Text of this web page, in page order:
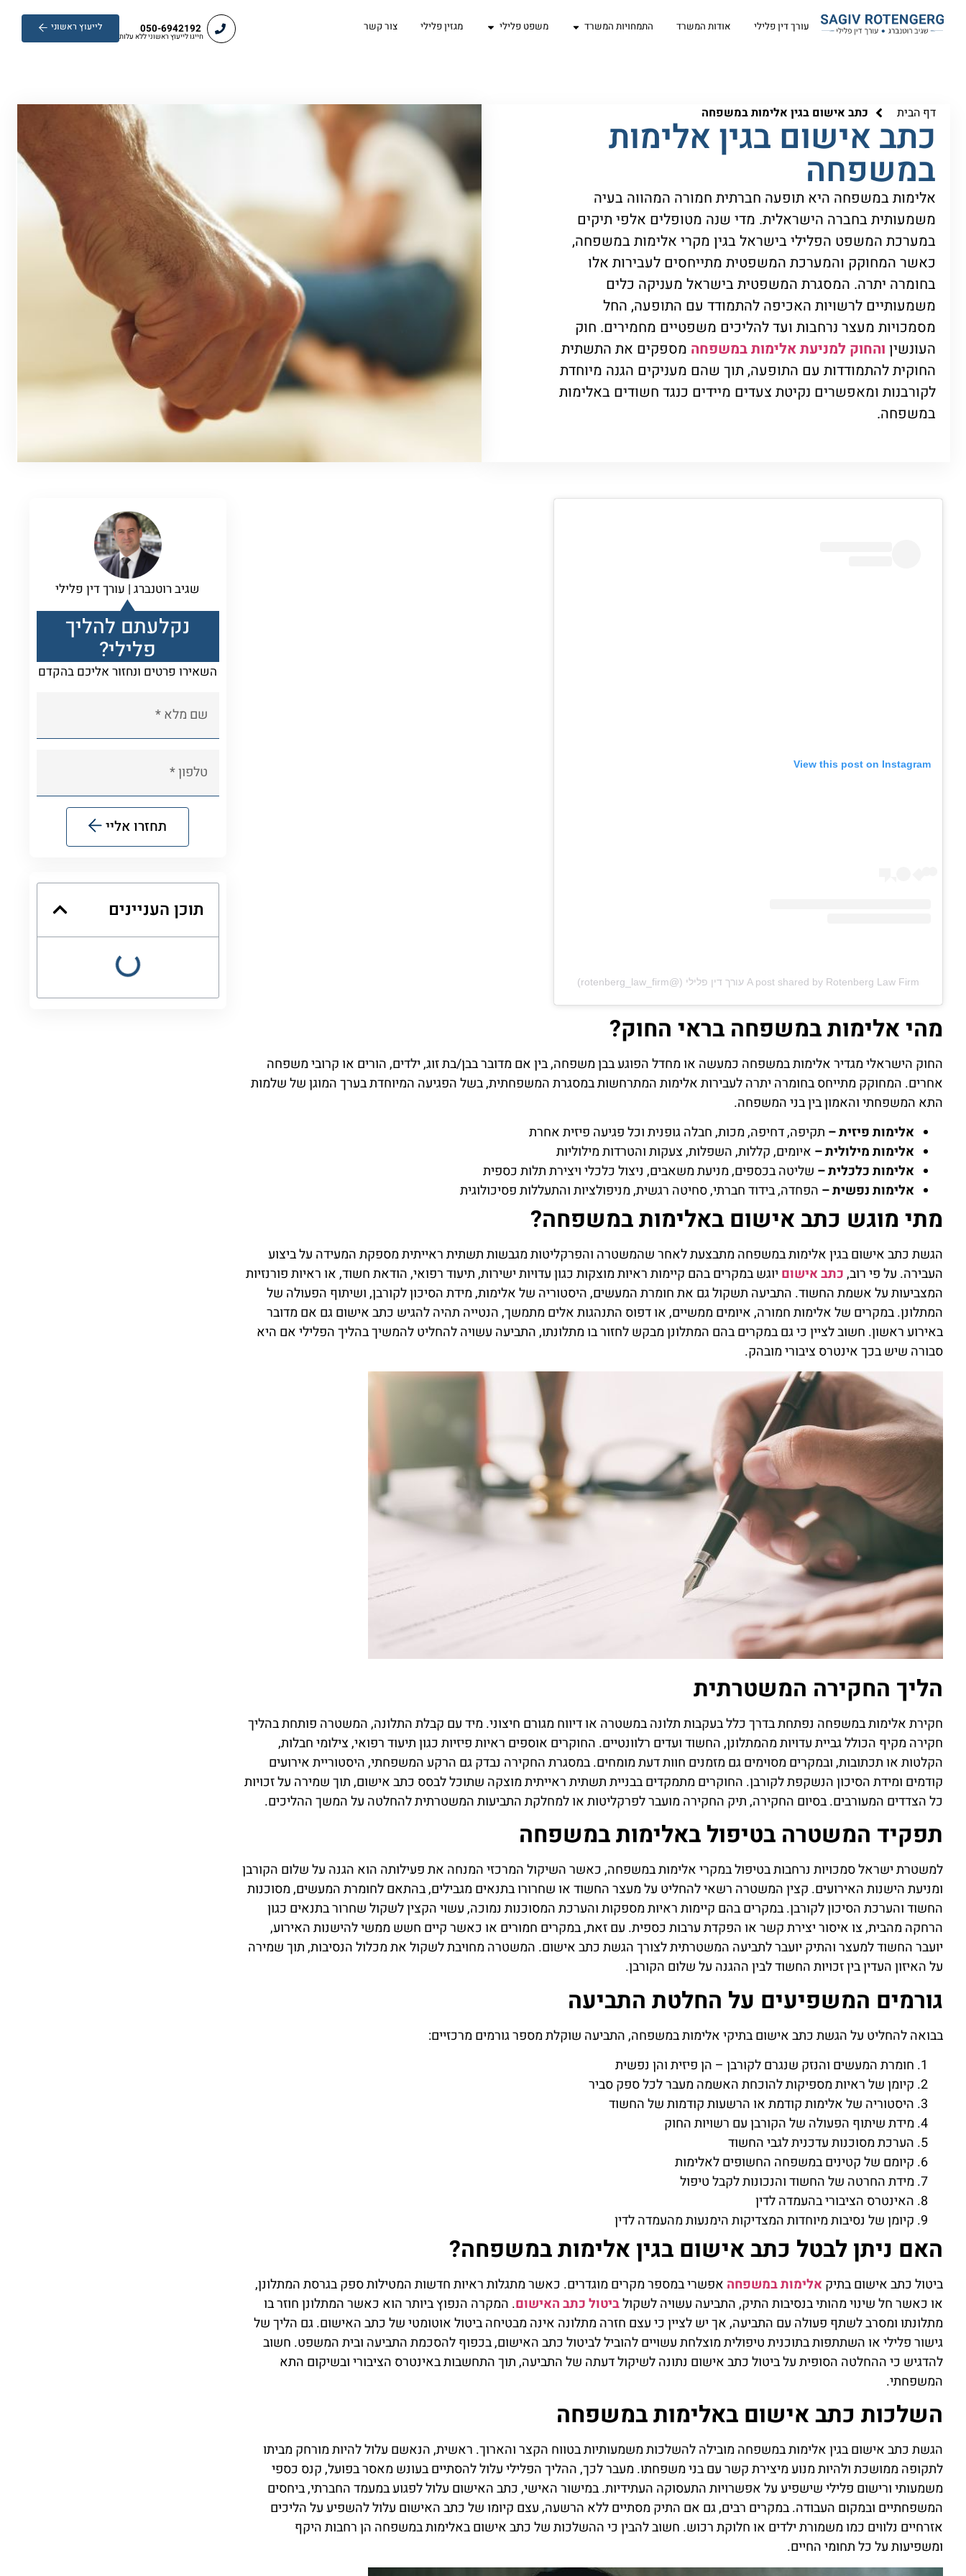
עורך דין פלילי אודות המשרד התמחויות המשרד משפט פלילי מגזין פלילי צור קשר 050-6942192
חייגו לייעוץ ראשוני ללא עלות
לייעוץ ראשוני
דף הבית כתב אישום בגין אלימות במשפחה
כתב אישום בגין אלימות
במשפחה
אלימות במשפחה היא תופעה חברתית חמורה המהווה בעיה
משמעותית בחברה הישראלית. מדי שנה מטופלים אלפי תיקים
במערכת המשפט הפלילי בישראל בגין מקרי אלימות במשפחה,
כאשר המחוקק והמערכת המשפטית מתייחסים לעבירות אלו
בחומרה יתרה. המסגרת המשפטית בישראל מעניקה כלים
משמעותיים לרשויות האכיפה להתמודד עם התופעה, החל
מסמכויות מעצר נרחבות ועד להליכים משפטיים מחמירים. חוק
העונשין והחוק למניעת אלימות במשפחה מספקים את התשתית
החוקית להתמודדות עם התופעה, תוך שהם מעניקים הגנה מיוחדת
לקורבנות ומאפשרים נקיטת צעדים מיידים כנגד חשודים באלימות
במשפחה.
View this post on Instagram
A post shared by Rotenberg Law Firm עורך דין פלילי (@rotenberg_law_firm)
מהי אלימות במשפחה בראי החוק?
החוק הישראלי מגדיר אלימות במשפחה כמעשה או מחדל הפוגע בבן משפחה, בין אם מדובר בבן/בת זוג, ילדים, הורים או קרובי משפחה
אחרים. המחוקק מתייחס בחומרה יתרה לעבירות אלימות המתרחשות במסגרת המשפחתית, בשל הפגיעה המיוחדת בערך המוגן של שלמות
התא המשפחתי והאמון בין בני המשפחה.
אלימות פיזית – תקיפה, דחיפה, מכות, חבלה גופנית וכל פגיעה פיזית אחרת
אלימות מילולית – איומים, קללות, השפלות, צעקות והטרדות מילוליות
אלימות כלכלית – שליטה בכספים, מניעת משאבים, ניצול כלכלי ויצירת תלות כספית
אלימות נפשית – הפחדה, בידוד חברתי, סחיטה רגשית, מניפולציות והתעללות פסיכולוגית
מתי מוגש כתב אישום באלימות במשפחה?
הגשת כתב אישום בגין אלימות במשפחה מתבצעת לאחר שהמשטרה והפרקליטות מגבשות תשתית ראייתית מספקת המעידה על ביצוע
העבירה. על פי רוב,כתב אישום יוגש במקרים בהם קיימות ראיות מוצקות כגון עדויות ישירות, תיעוד רפואי, הודאת חשוד, או ראיות פורנזיות
המצביעות על אשמת החשוד. התביעה תשקול גם את חומרת המעשים, היסטוריה של אלימות, מידת הסיכון לקורבן, ושיתוף הפעולה של
המתלונן. במקרים של אלימות חמורה, איומים ממשיים, או דפוס התנהגות אלים מתמשך, הנטייה תהיה להגיש כתב אישום גם אם מדובר
באירוע ראשון. חשוב לציין כי גם במקרים בהם המתלונן מבקש לחזור בו מתלונתו, התביעה עשויה להחליט להמשיך בהליך הפלילי אם היא
סבורה שיש בכך אינטרס ציבורי מובהק.
הליך החקירה המשטרתית
חקירת אלימות במשפחה נפתחת בדרך כלל בעקבות תלונה במשטרה או דיווח מגורם חיצוני. מיד עם קבלת התלונה, המשטרה פותחת בהליך
חקירה מקיף הכולל גביית עדויות מהמתלונן, החשוד ועדים רלוונטיים. החוקרים אוספים ראיות פיזיות כגון תיעוד רפואי, צילומי חבלות,
הקלטות או תכתובות, ובמקרים מסוימים גם מזמנים חוות דעת מומחים. במסגרת החקירה נבדק גם הרקע המשפחתי, היסטוריית אירועים
קודמים ומידת הסיכון הנשקפת לקורבן. החוקרים מתמקדים בבניית תשתית ראייתית מוצקה שתוכל לבסס כתב אישום, תוך שמירה על זכויות
כל הצדדים המעורבים. בסיום החקירה, תיק החקירה מועבר לפרקליטות או למחלקת התביעות המשטרתית להחלטה על המשך ההליכים.
תפקיד המשטרה בטיפול באלימות במשפחה
למשטרת ישראל סמכויות נרחבות בטיפול במקרי אלימות במשפחה, כאשר השיקול המרכזי המנחה את פעילותה הוא הגנה על שלום הקורבן
ומניעת הישנות האירועים. קצין המשטרה רשאי להחליט על מעצר החשוד או שחרורו בתנאים מגבילים, בהתאם לחומרת המעשים, מסוכנות
החשוד והערכת הסיכון לקורבן. במקרים בהם קיימות ראיות מספקות והערכת המסוכנות נמוכה, עשוי הקצין לשקול שחרור בתנאים כגון
הרחקה מהבית, צו איסור יצירת קשר או הפקדת ערבות כספית. עם זאת, במקרים חמורים או כאשר קיים חשש ממשי להישנות האירוע,
יועבר החשוד למעצר והתיק יועבר לתביעה המשטרתית לצורך הגשת כתב אישום. המשטרה מחויבת לשקול את מכלול הנסיבות, תוך שמירה
על האיזון העדין בין זכויות החשוד לבין ההגנה על שלום הקורבן.
גורמים המשפיעים על החלטת התביעה
בבואה להחליט על הגשת כתב אישום בתיקי אלימות במשפחה, התביעה שוקלת מספר גורמים מרכזיים:
חומרת המעשים והנזק שנגרם לקורבן – הן פיזית והן נפשית
קיומן של ראיות מספיקות להוכחת האשמה מעבר לכל ספק סביר
היסטוריה של אלימות קודמת או הרשעות קודמות של החשוד
מידת שיתוף הפעולה של הקורבן עם רשויות החוק
הערכת מסוכנות עדכנית לגבי החשוד
קיומם של קטינים במשפחה החשופים לאלימות
מידת החרטה של החשוד והנכונות לקבל טיפול
האינטרס הציבורי בהעמדה לדין
קיומן של נסיבות מיוחדות המצדיקות הימנעות מהעמדה לדין
האם ניתן לבטל כתב אישום בגין אלימות במשפחה?
ביטול כתב אישום בתיקאלימות במשפחה אפשרי במספר מקרים מוגדרים. כאשר מתגלות ראיות חדשות המטילות ספק בגרסת המתלונן,
או כאשר חל שינוי מהותי בנסיבות התיק, התביעה עשויה לשקולביטול כתב האישום. המקרה הנפוץ ביותר הוא כאשר המתלונן חוזר בו
מתלונתו ומסרב לשתף פעולה עם התביעה, אך יש לציין כי עצם חזרה מתלונה אינה מבטיחה ביטול אוטומטי של כתב האישום. גם הליך של
גישור פלילי או השתתפות בתוכנית טיפולית מוצלחת עשויים להוביל לביטול כתב האישום, בכפוף להסכמת התביעה ובית המשפט. חשוב
להדגיש כי ההחלטה הסופית על ביטול כתב אישום נתונה לשיקול דעתה של התביעה, תוך התחשבות באינטרס הציבורי ובשיקום התא
המשפחתי.
השלכות כתב אישום באלימות במשפחה
הגשת כתב אישום בגין אלימות במשפחה מובילה להשלכות משמעותיות בטווח הקצר והארוך. ראשית, הנאשם עלול להיות מורחק מביתו
לתקופה ממושכת ולהיות מנוע מיצירת קשר עם בני משפחתו. מעבר לכך, ההליך הפלילי עלול להסתיים בעונש מאסר בפועל, קנס כספי
משמעותי ורישום פלילי שישפיע על אפשרויות התעסוקה העתידיות. במישור האישי, כתב האישום עלול לפגוע במעמד החברתי, ביחסים
המשפחתיים ובמקום העבודה. במקרים רבים, גם אם התיק מסתיים ללא הרשעה, עצם קיומו של כתב האישום עלול להשפיע על הליכים
אזרחיים נלווים כמו משמורת ילדים או חלוקת רכוש. חשוב להבין כי ההשלכות של כתב אישום באלימות במשפחה הן רחבות היקף
ומשפיעות על כל תחומי החיים.
שגיב רוטנברג | עורך דין פלילי
נקלעתם להליך
פלילי?
השאירו פרטים ונחזור אליכם בהקדם
תחזרו אליי
תוכן העניינים